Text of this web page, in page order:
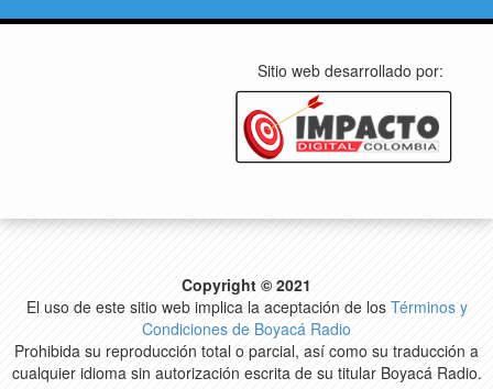
Sitio web desarrollado por:
Copyright © 2021
El uso de este sitio web implica la aceptación de los Términos y
Condiciones de Boyacá Radio
Prohibida su reproducción total o parcial, así como su traducción a
cualquier idioma sin autorización escrita de su titular Boyacá Radio.